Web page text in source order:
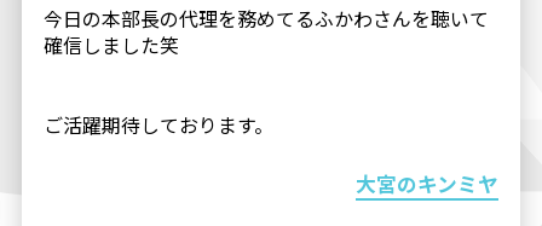
今日の本部長の代理を務めてるふかわさんを聴いて
確信しました笑
ご活躍期待しております。
大宮のキンミヤ